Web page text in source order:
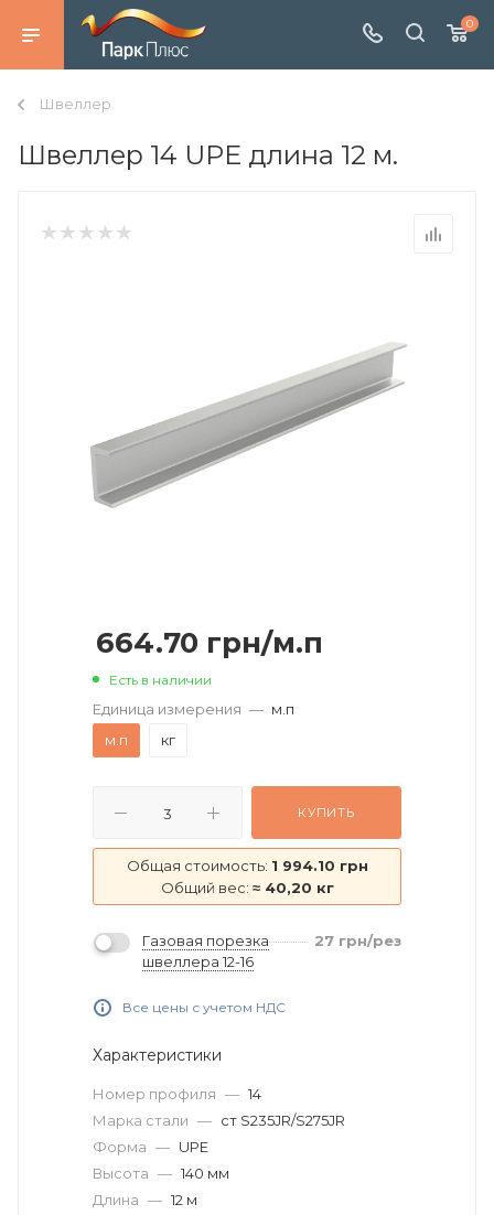
0
Швеллер
Швеллер 14 UPE длина 12 м.
664.70 грн/м.п
Есть в наличии
Единица измерения — м.п
м.п
кг
КУПИТЬ
Общая стоимость: 1 994.10 грн
Общий вес: ≈ 40,20 кг
Газовая порезка
швеллера 12-16
27 грн/рез
Все цены с учетом НДС
Характеристики
Номер профиля — 14
Марка стали — ст S235JR/S275JR
Форма — UPE
Высота — 140 мм
Длина — 12 м